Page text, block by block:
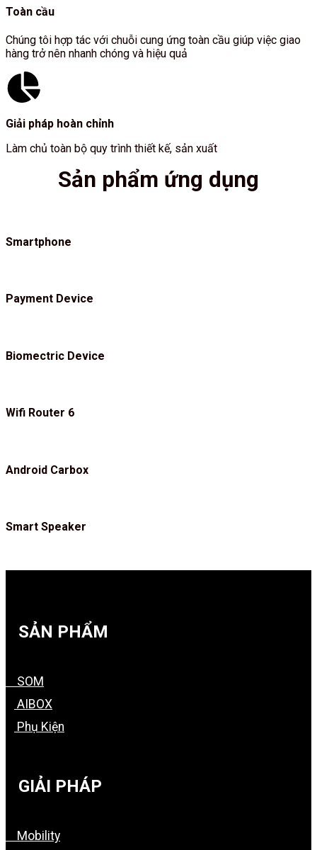
Toàn cầu
Chúng tôi hợp tác với chuỗi cung ứng toàn cầu giúp việc giao
hàng trở nên nhanh chóng và hiệu quả
Giải pháp hoàn chỉnh
Làm chủ toàn bộ quy trình thiết kế, sản xuất
Sản phẩm ứng dụng
Smartphone
Payment Device
Biomectric Device
Wifi Router 6
Android Carbox
Smart Speaker
SẢN PHẨM
SOM
AIBOX
Phụ Kiện
GIẢI PHÁP
Mobility